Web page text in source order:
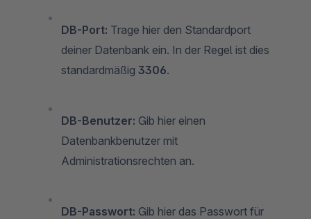
DB-Port: Trage hier den Standardport
deiner Datenbank ein. In der Regel ist dies
standardmäßig 3306.
DB-Benutzer: Gib hier einen
Datenbankbenutzer mit
Administrationsrechten an.
DB-Passwort: Gib hier das Passwort für